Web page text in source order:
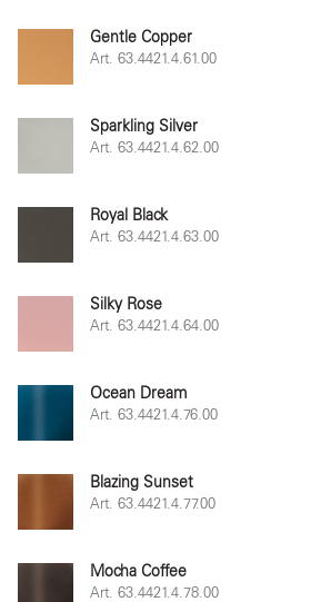
Gentle Copper
Art. 63.4421.4.61.00
Sparkling Silver
Art. 63.4421.4.62.00
Royal Black
Art. 63.4421.4.63.00
Silky Rose
Art. 63.4421.4.64.00
Ocean Dream
Art. 63.4421.4.76.00
Blazing Sunset
Art. 63.4421.4.77.00
Mocha Coffee
Art. 63.4421.4.78.00